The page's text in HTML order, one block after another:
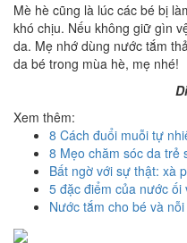
Mè hè cũng là lúc các bé bị
khó chịu. Nếu không giữ gìn
da. Mẹ nhớ dùng nước tắm
da bé trong mùa hè, mẹ nhé!
Xem thêm:
8 Cách đuổi muỗi tự
8 Mẹo chăm sóc da trẻ
Bất ngờ với sự thật: xà
5 đặc điểm của nước
Nước tắm cho bé và